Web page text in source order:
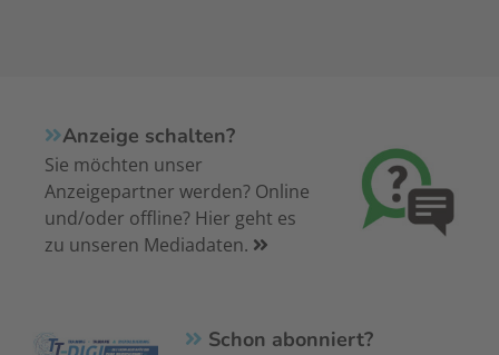
Anzeige schalten?
Sie möchten unser
Anzeigepartner werden? Online
und/oder offline? Hier geht es
zu unseren Mediadaten.
Schon abonniert?